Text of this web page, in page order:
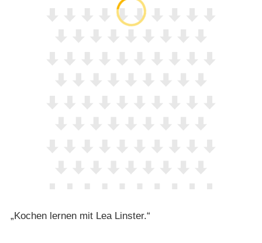
„Kochen lernen mit Lea Linster.“